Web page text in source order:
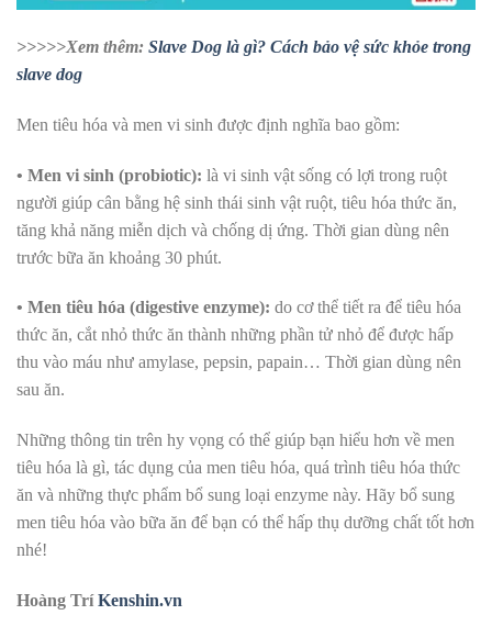
>>>>>Xem thêm: Slave Dog là gì? Cách bảo vệ sức khỏe trong
slave dog
Men tiêu hóa và men vi sinh được định nghĩa bao gồm:
• Men vi sinh (probiotic): là vi sinh vật sống có lợi trong ruột
người giúp cân bằng hệ sinh thái sinh vật ruột, tiêu hóa thức ăn,
tăng khả năng miễn dịch và chống dị ứng. Thời gian dùng nên
trước bữa ăn khoảng 30 phút.
• Men tiêu hóa (digestive enzyme): do cơ thể tiết ra để tiêu hóa
thức ăn, cắt nhỏ thức ăn thành những phần tử nhỏ để được hấp
thu vào máu như amylase, pepsin, papain… Thời gian dùng nên
sau ăn.
Những thông tin trên hy vọng có thể giúp bạn hiểu hơn về men
tiêu hóa là gì, tác dụng của men tiêu hóa, quá trình tiêu hóa thức
ăn và những thực phẩm bổ sung loại enzyme này. Hãy bổ sung
men tiêu hóa vào bữa ăn để bạn có thể hấp thụ dưỡng chất tốt hơn
nhé!
Hoàng TríKenshin.vn